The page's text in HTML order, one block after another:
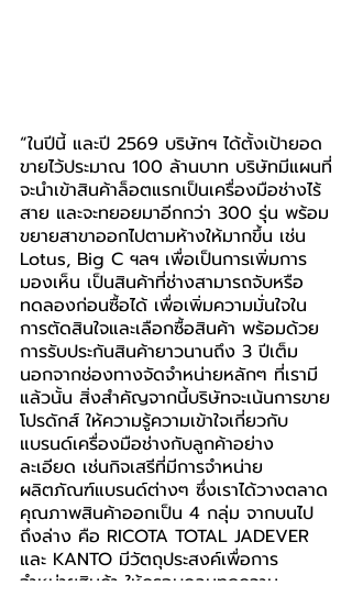
“ในปีนี้ และปี 2569 บริษัทฯ ได้ตั้งเป้ายอด
ขายไว้ประมาณ 100 ล้านบาท บริษัทมีแผนที่
จะนำเข้าสินค้าล็อตแรกเป็นเครื่องมือช่างไร้
สาย และจะทยอยมาอีกกว่า 300 รุ่น พร้อม
ขยายสาขาออกไปตามห้างให้มากขึ้น เช่น
Lotus, Big C ฯลฯ เพื่อเป็นการเพิ่มการ
มองเห็น เป็นสินค้าที่ช่างสามารถจับหรือ
ทดลองก่อนซื้อได้ เพื่อเพิ่มความมั่นใจใน
การตัดสินใจและเลือกซื้อสินค้า พร้อมด้วย
การรับประกันสินค้ายาวนานถึง 3 ปีเต็ม
นอกจากช่องทางจัดจำหน่ายหลักๆ ที่เรามี
แล้วนั้น สิ่งสำคัญจากนี้บริษัทจะเน้นการขาย
โปรดักส์ ให้ความรู้ความเข้าใจเกี่ยวกับ
แบรนด์เครื่องมือช่างกับลูกค้าอย่าง
ละเอียด เช่นกิจเสรีที่มีการจำหน่าย
ผลิตภัณฑ์แบรนด์ต่างๆ ซึ่งเราได้วางตลาด
คุณภาพสินค้าออกเป็น 4 กลุ่ม จากบนไป
ถึงล่าง คือ RICOTA TOTAL JADEVER
และ KANTO มีวัตถุประสงค์เพื่อการ
จำหน่ายสินค้า ให้ครอบคลุมทุกความ